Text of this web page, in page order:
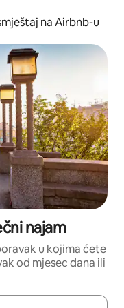
na Airbnb-u
najam
u kojima ćete
od mjesec dana ili